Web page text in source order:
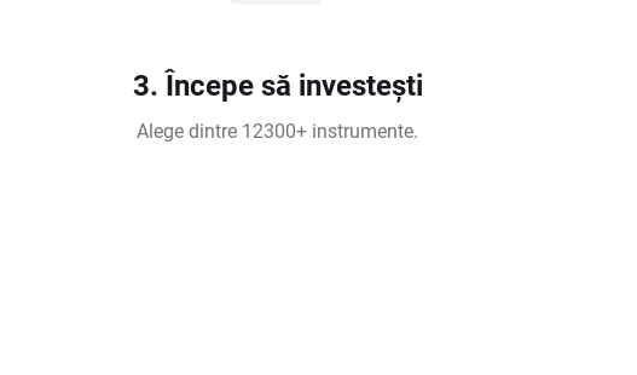
3. Începe să investești
Alege dintre 12300+ instrumente.